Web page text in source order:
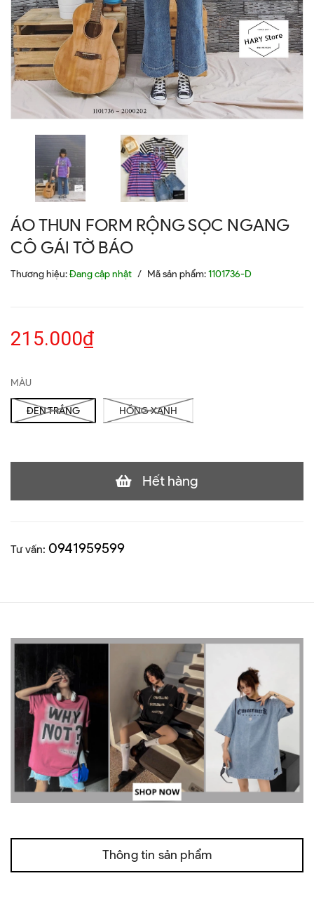
ÁO THUN FORM RỘNG SỌC NGANG
CÔ GÁI TỜ BÁO
Thương hiệu:Đang cập nhật / Mã sản phẩm:1101736-D
215.000₫
MÀU
ĐEN TRẮNG HỒNG XANH
Hết hàng
Tư vấn: 0941959599
Thông tin sản phẩm